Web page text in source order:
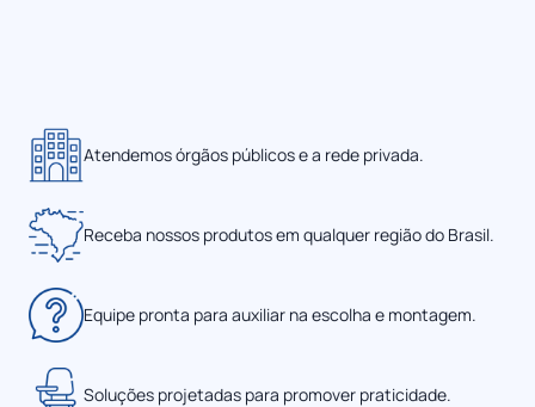
Atendemos órgãos públicos e a rede privada.
Receba nossos produtos em qualquer região do Brasil.
Equipe pronta para auxiliar na escolha e montagem.
Soluções projetadas para promover praticidade.